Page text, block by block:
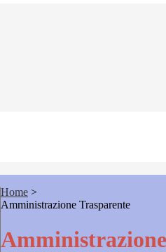
Home >
Amministrazione Trasparente